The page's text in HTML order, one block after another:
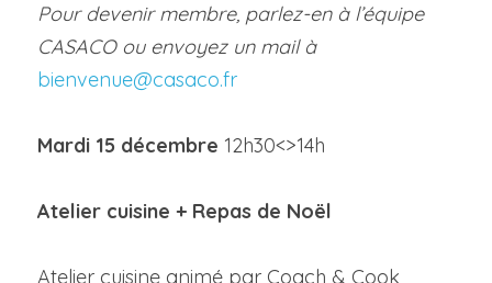
Pour devenir membre, parlez-en à l’équipe
CASACO ou envoyez un mail à
bienvenue@casaco.fr
Mardi 15 décembre 12h30<>14h
Atelier cuisine + Repas de Noël
Atelier cuisine animé par Coach & Cook